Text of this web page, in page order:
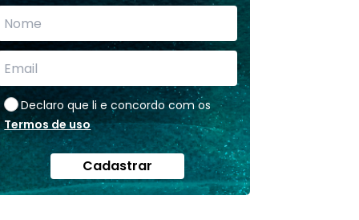
Declaro que li e concordo com os
Termos de uso
Cadastrar